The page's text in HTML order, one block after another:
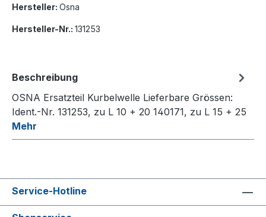
Hersteller: Osna
Hersteller-Nr.: 131253
Beschreibung
OSNA Ersatzteil Kurbelwelle Lieferbare Grössen:
Ident.-Nr. 131253, zu L 10 + 20 140171, zu L 15 + 25
Mehr
Service-Hotline